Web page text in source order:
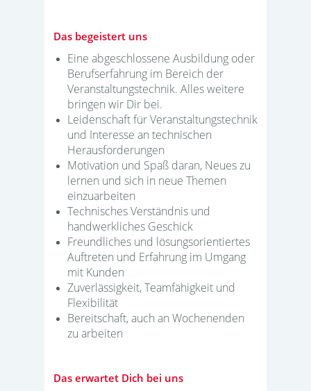
Das begeistert uns
Eine abgeschlossene Ausbildung oder
Berufserfahrung im Bereich der
Veranstaltungstechnik. Alles weitere
bringen wir Dir bei.
Leidenschaft für Veranstaltungstechnik
und Interesse an technischen
Herausforderungen
Motivation und Spaß daran, Neues zu
lernen und sich in neue Themen
einzuarbeiten
Technisches Verständnis und
handwerkliches Geschick
Freundliches und lösungsorientiertes
Auftreten und Erfahrung im Umgang
mit Kunden
Zuverlässigkeit, Teamfähigkeit und
Flexibilität
Bereitschaft, auch an Wochenenden
zu arbeiten
Das erwartet Dich bei uns